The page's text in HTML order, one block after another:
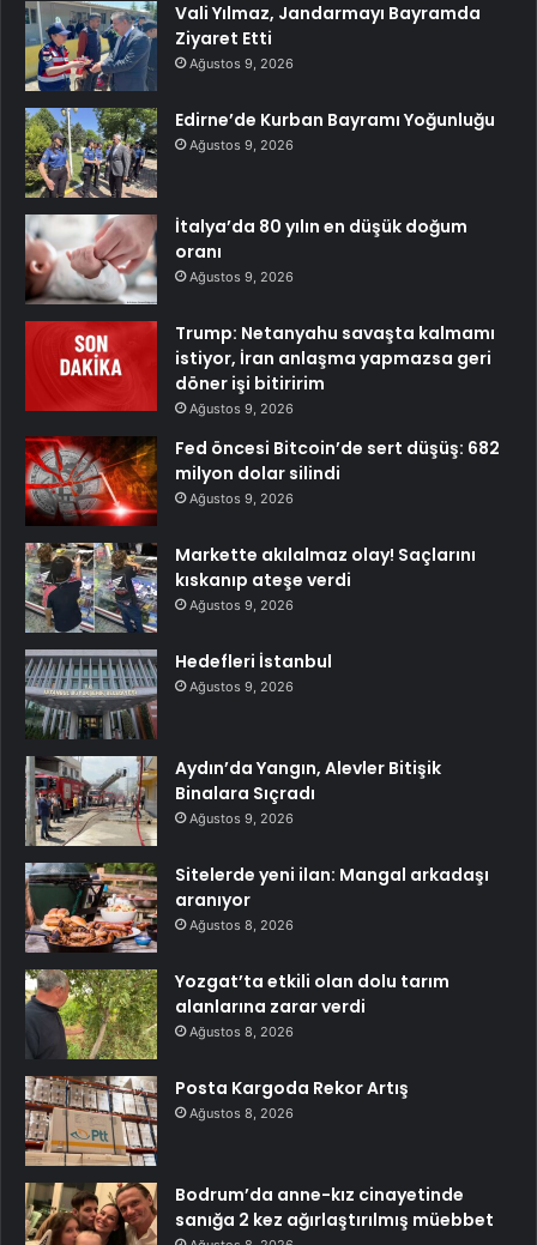
Vali Yılmaz, Jandarmayı Bayramda
Ziyaret Etti
Ağustos 9, 2026
Edirne’de Kurban Bayramı Yoğunluğu
Ağustos 9, 2026
İtalya’da 80 yılın en düşük doğum
oranı
Ağustos 9, 2026
Trump: Netanyahu savaşta kalmamı
istiyor, İran anlaşma yapmazsa geri
döner işi bitiririm
Ağustos 9, 2026
Fed öncesi Bitcoin’de sert düşüş: 682
milyon dolar silindi
Ağustos 9, 2026
Markette akılalmaz olay! Saçlarını
kıskanıp ateşe verdi
Ağustos 9, 2026
Hedefleri İstanbul
Ağustos 9, 2026
Aydın’da Yangın, Alevler Bitişik
Binalara Sıçradı
Ağustos 9, 2026
Sitelerde yeni ilan: Mangal arkadaşı
aranıyor
Ağustos 8, 2026
Yozgat’ta etkili olan dolu tarım
alanlarına zarar verdi
Ağustos 8, 2026
Posta Kargoda Rekor Artış
Ağustos 8, 2026
Bodrum’da anne-kız cinayetinde
sanığa 2 kez ağırlaştırılmış müebbet